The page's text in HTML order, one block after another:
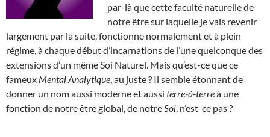
par-là que cette faculté naturelle de
notre être sur laquelle je vais revenir
largement par la suite, fonctionne normalement et à plein
régime, à chaque début d’incarnations de l’une quelconque des
extensions d’un même Soi Naturel. Mais qu’est-ce que ce
fameux Mental Analytique , au juste ? Il semble étonnant de
donner un nom aussi moderne et aussi terre-à-terreà une
fonction de notre être global, de notre Soi , n’est-ce pas ?